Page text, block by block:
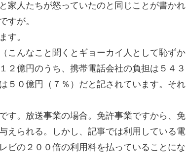
家人たちが怒っていたのと同じことが書かれ
すが。
す。
こんなこと聞くとギョーカイ人として恥ずか
２億円のうち、携帯電話会社の負担は５４３
５０億円（７％）だと記されています。それ
す。放送事業の場合。免許事業ですから、免
えられる。しかし、記事では利用している電
ビの２００倍の利用料を払っていることにな